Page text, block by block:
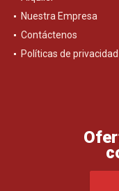
Nuestra Empresa
Contáctenos
Políticas de privacidad